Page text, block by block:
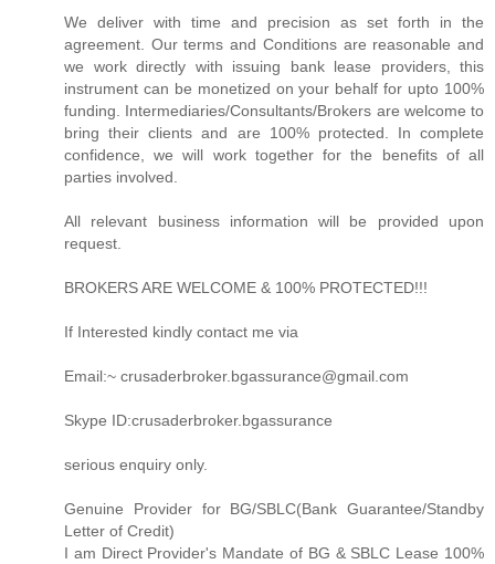
We deliver with time and precision as set forth in the
agreement. Our terms and Conditions are reasonable and
we work directly with issuing bank lease providers, this
instrument can be monetized on your behalf for upto 100%
funding. Intermediaries/Consultants/Brokers are welcome to
bring their clients and are 100% protected. In complete
confidence, we will work together for the benefits of all
parties involved.
All relevant business information will be provided upon
request.
BROKERS ARE WELCOME & 100% PROTECTED!!!
If Interested kindly contact me via
Email:~ crusaderbroker.bgassurance@gmail.com
Skype ID:crusaderbroker.bgassurance
serious enquiry only.
Genuine Provider for BG/SBLC(Bank Guarantee/Standby
Letter of Credit)
I am Direct Provider's Mandate of BG & SBLC Lease 100%